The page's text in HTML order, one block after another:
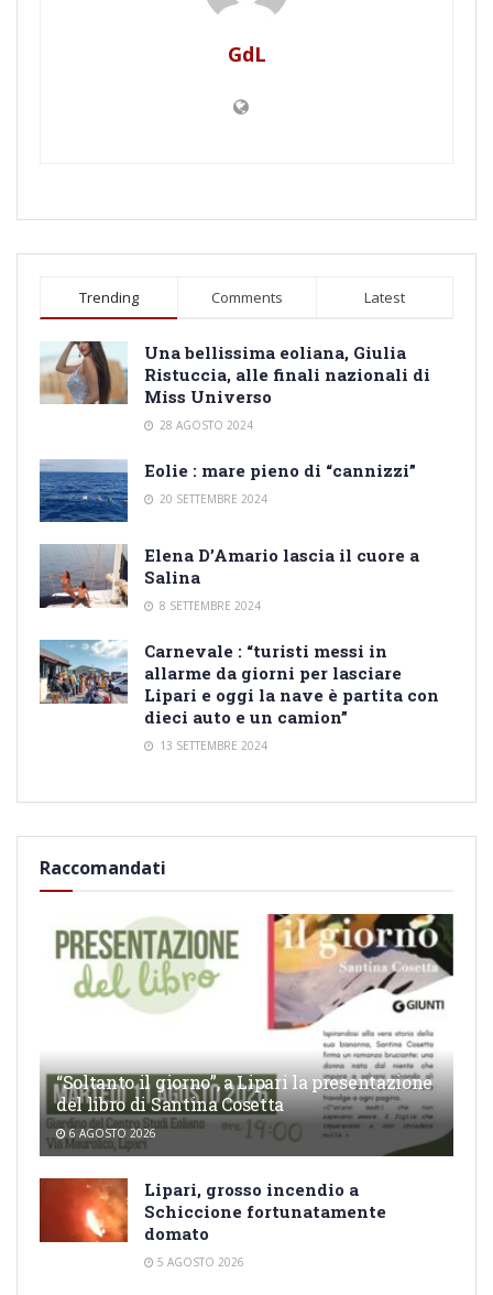
GdL
Trending Comments Latest
Una bellissima eoliana, Giulia
Ristuccia, alle finali nazionali di
Miss Universo
28 AGOSTO 2024
Eolie : mare pieno di “cannizzi”
20 SETTEMBRE 2024
Elena D’Amario lascia il cuore a
Salina
8 SETTEMBRE 2024
Carnevale : “turisti messi in
allarme da giorni per lasciare
Lipari e oggi la nave è partita con
dieci auto e un camion”
13 SETTEMBRE 2024
Raccomandati
“Soltanto il giorno”, a Lipari la presentazione
del libro di Santina Cosetta
6 AGOSTO 2026
Lipari, grosso incendio a
Schiccione fortunatamente
domato
5 AGOSTO 2026